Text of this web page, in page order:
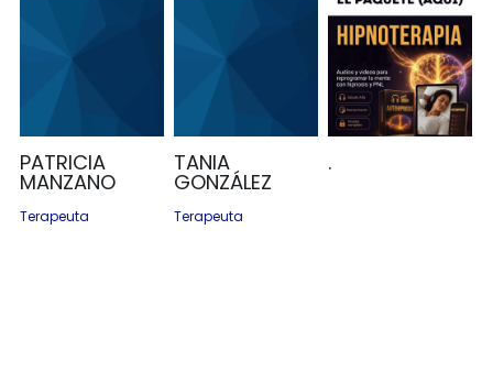
PATRICIA
MANZANO
Terapeuta
TANIA
GONZÁLEZ
Terapeuta
.